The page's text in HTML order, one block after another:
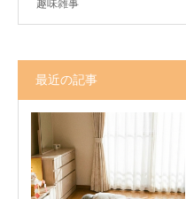
趣味雑事
最近の記事